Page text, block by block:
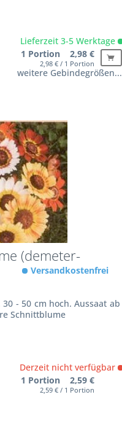
Lieferzeit 3-5 Werktage
1 Portion 2,98 €
2,98 € / 1 Portion
weitere Gebindegrößen...
(demeter-
- 50 cm hoch. Aussaat ab
Schnittblume
Versandkostenfrei
Derzeit nicht verfügbar
1 Portion 2,59 €
2,59 € / 1 Portion